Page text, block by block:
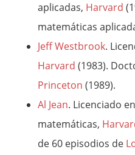
aplicadas, Harvard
matemáticas
Jeff Westbrook.
Harvard (1983).
Princeton (1989).
Al Jean. Licenciado en
matemáticas,
de 60 episodios de